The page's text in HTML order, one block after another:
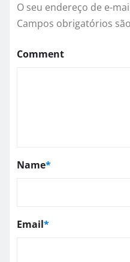
O seu endereço de e-
Campos obrigatórios
Comment
Name*
Email*